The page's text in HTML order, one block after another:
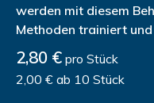
werden mit diesem
Methoden trainiert
2,80 € pro Stück
2,00 € ab 10 Stück